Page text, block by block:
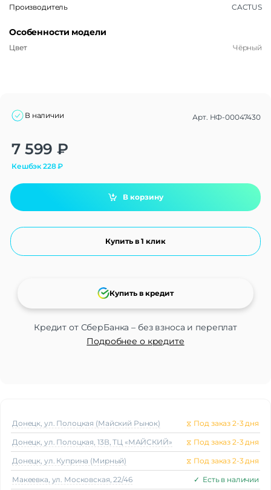
Производитель CACTUS
Особенности модели
Цвет Чёрный
В наличии Арт. НФ-00047430
7 599 ₽
Кешбэк228₽
В корзину
Купить в 1 клик
Кредит от СберБанка – без взноса и переплат
Подробнее о кредите
Купить в кредит
Alternative:
Донецк, ул. Полоцкая (Майский Рынок) ⧖ Под заказ 2-3 дня
Донецк, ул. Полоцкая, 13В, ТЦ «МАЙСКИЙ» ⧖ Под заказ 2-3 дня
Донецк, ул. Куприна (Мирный) ⧖ Под заказ 2-3 дня
Макеeвка, ул. Московская, 22/46 ✓ Есть в наличии